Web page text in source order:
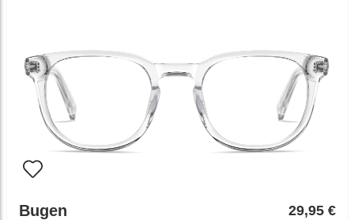
Bugen 29,95 €